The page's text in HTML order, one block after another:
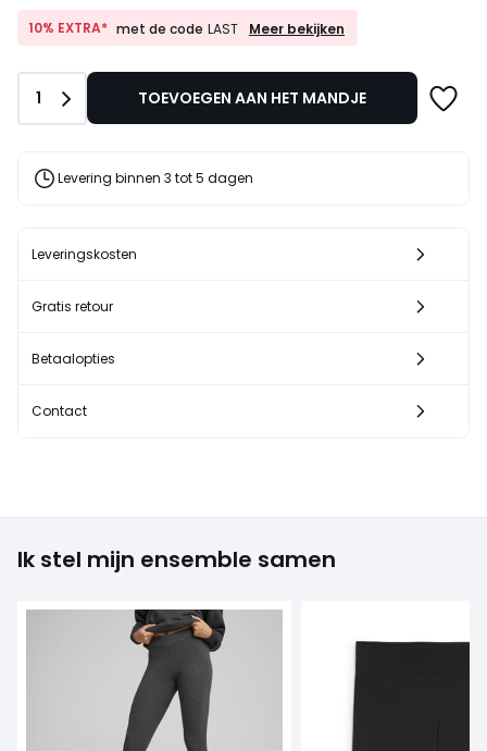
10% EXTRA* met de code LAST
10%
code
LAST
Meer bekijken
Aantal
1 TOEVOEGEN AAN HET MANDJE
Levering binnen 3 tot 5 dagen
Leveringskosten
Gratis retour
Betaalopties
Contact
Ik stel mijn ensemble samen